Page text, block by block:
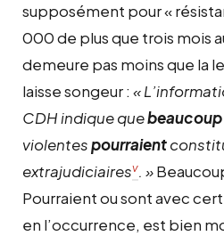
supposément pour «
000 de plus que trois mois
demeure pas moins que la
laisse songeur : «
CDH indique quebeaucoup
violentespourraient
extrajudiciairesv. »
Pourraient ou sont avec
en l’occurrence, est bien